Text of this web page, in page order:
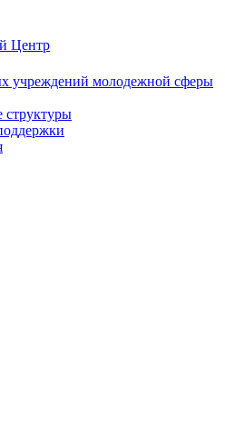
Центр
учреждений молодежной сферы